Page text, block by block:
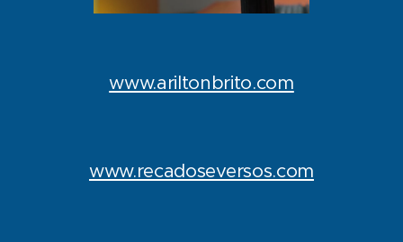
www.ariltonbrito.com
www.recadoseversos.com